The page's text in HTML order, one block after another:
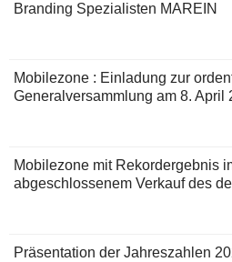
Branding Spezialisten MAREIN
Mobilezone : Einladung zur
Generalversammlung am 8. April
Mobilezone mit Rekordergebnis
abgeschlossenem Verkauf des
Präsentation der Jahreszahlen